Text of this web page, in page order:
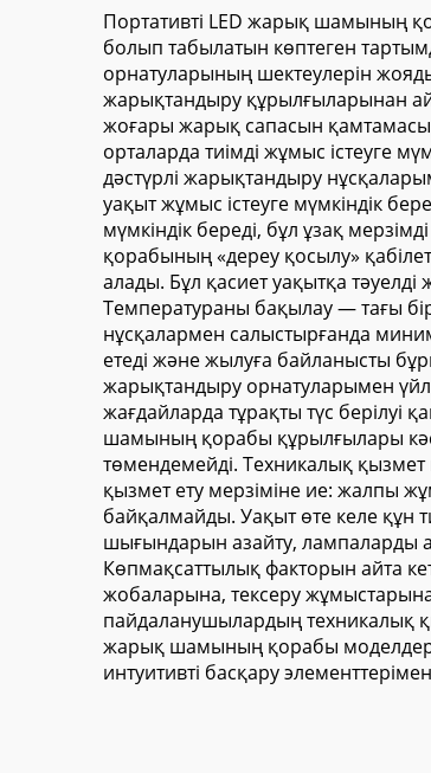
Портативті LED жарық шамының
болып табылатын көптеген
орнатуларының шектеулерін
жарықтандыру құрылғыларынан
жоғары жарық сапасын
орталарда тиімді жұмыс істеуге
дәстүрлі жарықтандыру
уақыт жұмыс істеуге мүмкіндік
мүмкіндік береді, бұл ұзақ
қорабының «дереу қосылу»
алады. Бұл қасиет уақытқа
Температураны бақылау — тағы
нұсқалармен салыстырғанда
етеді және жылуға байланысты
жарықтандыру орнатуларымен
жағдайларда тұрақты түс берілуі
шамының қорабы құрылғылары
төмендемейді. Техникалық
қызмет ету мерзіміне ие: жалпы
байқалмайды. Уақыт өте келе құн
шығындарын азайту, лампаларды
Көпмақсаттылық факторын айта
жобаларына, тексеру
пайдаланушылардың техникалық
жарық шамының қорабы
интуитивті басқару